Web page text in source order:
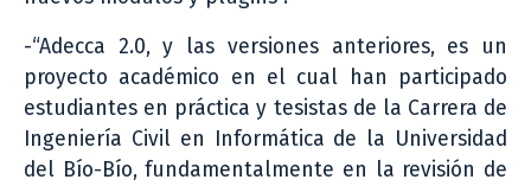
-“Adecca 2.0, y las versiones anteriores, es un
proyecto académico en el cual han participado
estudiantes en práctica y tesistas de la Carrera de
Ingeniería Civil en Informática de la Universidad
del Bío-Bío, fundamentalmente en la revisión de